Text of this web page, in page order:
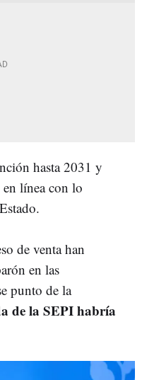
hasta 2031 y
en línea con lo
de venta han
en las
punto de la
de la SEPI habría